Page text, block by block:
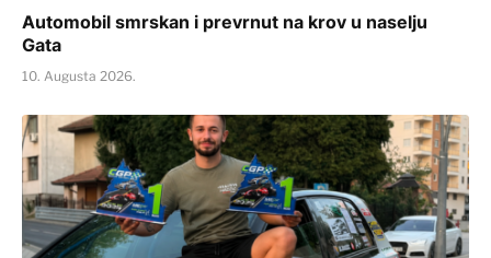
Automobil smrskan i prevrnut na krov u naselju
Gata
10. Augusta 2026.